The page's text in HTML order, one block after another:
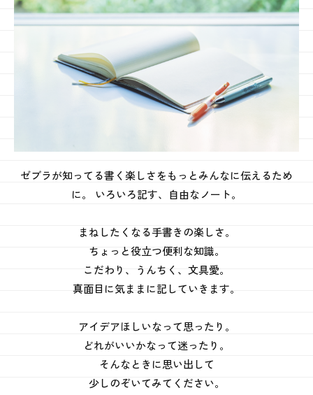
ゼブラが知ってる書く楽しさをもっとみんなに伝えるため
に。 いろいろ記す、自由なノート。
まねしたくなる手書きの楽しさ。
ちょっと役立つ便利な知識。
こだわり、うんちく、文具愛。
真面目に気ままに記していきます。
アイデアほしいなって思ったり。
どれがいいかなって迷ったり。
そんなときに思い出して
少しのぞいてみてください。